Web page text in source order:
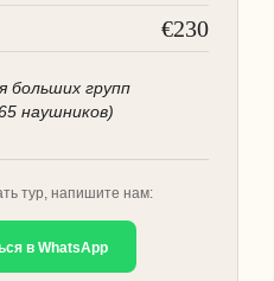
€230
больших групп
наушников)
тур, напишите нам:
в WhatsApp